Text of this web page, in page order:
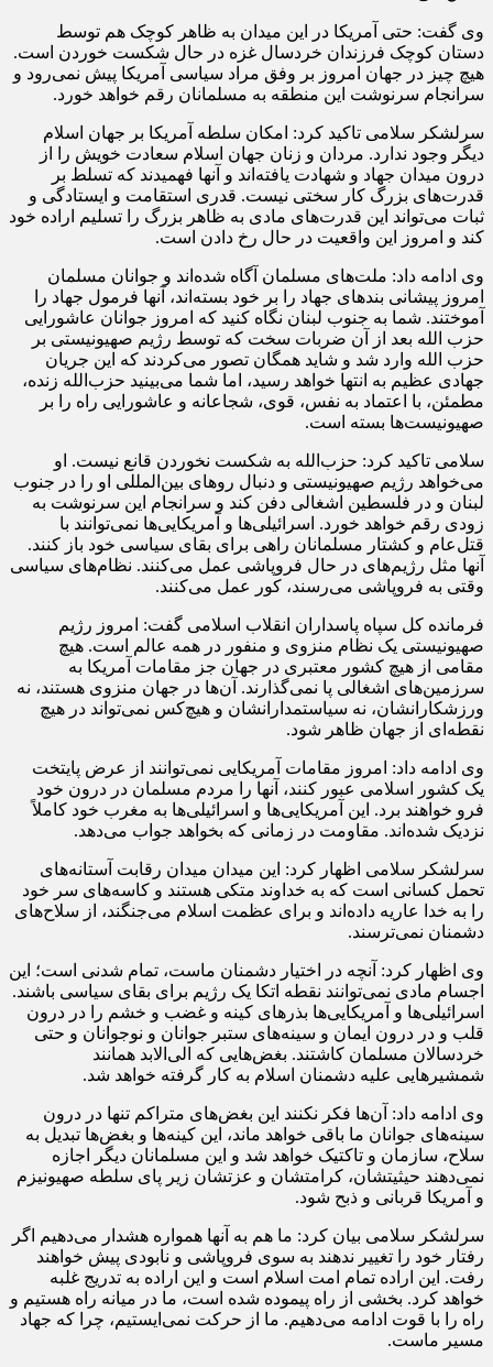
وی گفت: حتی آمریکا در این میدان به ظاهر کوچک هم توسط
دستان کوچک فرزندان خردسال غزه در حال شکست خوردن است.
هیچ چیز در جهان امروز بر وفق مراد سیاسی آمریکا پیش نمی‌رود و
سرانجام سرنوشت این منطقه به مسلمانان رقم خواهد خورد.
سرلشکر سلامی تاکید کرد: امکان سلطه آمریکا بر جهان اسلام
دیگر وجود ندارد. مردان و زنان جهان اسلام سعادت خویش را از
درون میدان جهاد و شهادت یافته‌اند و آنها فهمیدند که تسلط بر
قدرت‌های بزرگ کار سختی نیست. قدری استقامت و ایستادگی و
ثبات می‌تواند این قدرت‌های مادی به ظاهر بزرگ را تسلیم اراده خود
کند و امروز این واقعیت در حال رخ دادن است.
وی ادامه داد: ملت‌های مسلمان آگاه شده‌اند و جوانان مسلمان
امروز پیشانی بندهای جهاد را بر خود بسته‌اند، آنها فرمول جهاد را
آموختند. شما به جنوب لبنان نگاه کنید که امروز جوانان عاشورایی
حزب الله بعد از آن ضربات سخت که توسط رژیم صهیونیستی بر
حزب الله وارد شد و شاید همگان تصور می‌کردند که این جریان
جهادی عظیم به انتها خواهد رسید، اما شما می‌بینید حزب‌الله زنده،
مطمئن، با اعتماد به نفس، قوی، شجاعانه و عاشورایی راه را بر
صهیونیست‌ها بسته است.
سلامی تاکید کرد: حزب‌الله به شکست نخوردن قانع نیست. او
می‌خواهد رژیم صهیونیستی و دنبال روهای بین‌المللی او را در جنوب
لبنان و در فلسطین اشغالی دفن کند و سرانجام این سرنوشت به
زودی رقم خواهد خورد. اسرائیلی‌ها و آمریکایی‌ها نمی‌توانند با
قتل‌عام و کشتار مسلمانان راهی برای بقای سیاسی خود باز کنند.
آنها مثل رژیم‌های در حال فروپاشی عمل می‌کنند. نظام‌های سیاسی
وقتی به فروپاشی می‌رسند، کور عمل می‌کنند.
فرمانده کل سپاه پاسداران انقلاب اسلامی گفت: امروز رژیم
صهیونیستی یک نظام منزوی و منفور در همه عالم است. هیچ
مقامی از هیچ کشور معتبری در جهان جز مقامات آمریکا به
سرزمین‌های اشغالی پا نمی‌گذارند. آن‌ها در جهان منزوی هستند، نه
ورزشکارانشان، نه سیاستمدارانشان و هیچ‌کس نمی‌تواند در هیچ
نقطه‌ای از جهان ظاهر شود.
وی ادامه داد: امروز مقامات آمریکایی نمی‌توانند از عرض پایتخت
یک کشور اسلامی عبور کنند، آنها را مردم مسلمان در درون خود
فرو خواهند برد. این آمریکایی‌ها و اسرائیلی‌ها به مغرب خود کاملاً
نزدیک شده‌اند. مقاومت در زمانی که بخواهد جواب می‌دهد.
سرلشکر سلامی اظهار کرد: این میدان میدان رقابت آستانه‌های
تحمل کسانی است که به خداوند متکی هستند و کاسه‌های سر خود
را به خدا عاریه داده‌اند و برای عظمت اسلام می‌جنگند، از سلاح‌های
دشمنان نمی‌ترسند.
وی اظهار کرد: آنچه در اختیار دشمنان ماست، تمام شدنی است؛ این
اجسام مادی نمی‌توانند نقطه اتکا یک رژیم برای بقای سیاسی باشند.
اسرائیلی‌ها و آمریکایی‌ها بذرهای کینه و غضب و خشم را در درون
قلب و در درون ایمان و سینه‌های ستبر جوانان و نوجوانان و حتی
خردسالان مسلمان کاشتند. بغض‌هایی که الی‌الابد همانند
شمشیرهایی علیه دشمنان اسلام به کار گرفته خواهد شد.
وی ادامه داد: آن‌ها فکر نکنند این بغض‌های متراکم تنها در درون
سینه‌های جوانان ما باقی خواهد ماند، این کینه‌ها و بغض‌ها تبدیل به
سلاح، سازمان و تاکتیک خواهد شد و این مسلمانان دیگر اجازه
نمی‌دهند حیثیتشان، کرامتشان و عزتشان زیر پای سلطه صهیونیزم
و آمریکا قربانی و ذبح شود.
سرلشکر سلامی بیان کرد: ما هم به آنها همواره هشدار می‌دهیم اگر
رفتار خود را تغییر ندهند به سوی فروپاشی و نابودی پیش خواهند
رفت. این اراده تمام امت اسلام است و این اراده به تدریج غلبه
خواهد کرد. بخشی از راه پیموده شده است، ما در میانه راه هستیم و
راه را با قوت ادامه می‌دهیم. ما از حرکت نمی‌ایستیم، چرا که جهاد
مسیر ماست.